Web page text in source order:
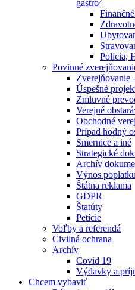
gastro⁄
Polícia,
Povinné
Zverejňovanie
Úspešné
Zmluvné
Verejné
Obchodné
Prípad hodný
Smernice a iné
Strategické
Archív
Výnos
Štátna reklama
GDPR
Štatúty
Petície
Voľby a referendá
Civilná ochrana
Archív
Covid 19
Výdavky a
Chcem vybaviť